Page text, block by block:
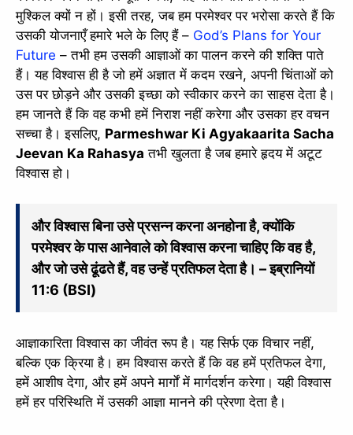
मुश्किल क्यों न हों। इसी तरह, जब हम परमेश्वर पर भरोसा करते हैं कि
उसकी योजनाएँ हमारे भले के लिए हैं – God’s Plans for Your
Future – तभी हम उसकी आज्ञाओं का पालन करने की शक्ति पाते
हैं। यह विश्वास ही है जो हमें अज्ञात में कदम रखने, अपनी चिंताओं को
उस पर छोड़ने और उसकी इच्छा को स्वीकार करने का साहस देता है।
हम जानते हैं कि वह कभी हमें निराश नहीं करेगा और उसका हर वचन
सच्चा है। इसलिए, Parmeshwar Ki Agyakaarita Sacha
Jeevan Ka Rahasya तभी खुलता है जब हमारे हृदय में अटूट
विश्वास हो।
और विश्वास बिना उसे प्रसन्न करना अनहोना है, क्योंकि
परमेश्वर के पास आनेवाले को विश्वास करना चाहिए कि वह है,
और जो उसे ढूंढते हैं, वह उन्हें प्रतिफल देता है। – इब्रानियों
11:6 (BSI)
आज्ञाकारिता विश्वास का जीवंत रूप है। यह सिर्फ एक विचार नहीं,
बल्कि एक क्रिया है। हम विश्वास करते हैं कि वह हमें प्रतिफल देगा,
हमें आशीष देगा, और हमें अपने मार्गों में मार्गदर्शन करेगा। यही विश्वास
हमें हर परिस्थिति में उसकी आज्ञा मानने की प्रेरणा देता है।